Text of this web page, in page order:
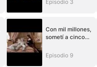
Episodio 3
Con mil millones,
sometí a cinco
Episodio 9